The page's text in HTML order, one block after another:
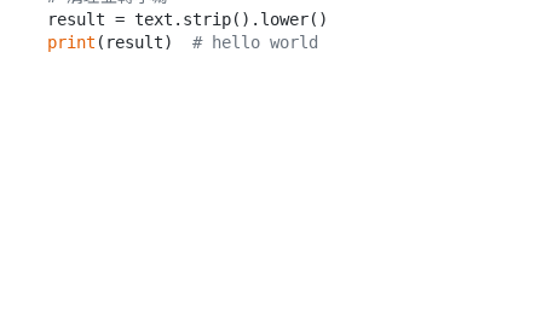
print (result) # hello world